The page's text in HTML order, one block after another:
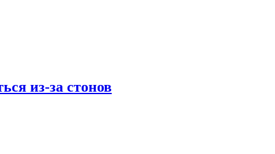
из-за стонов